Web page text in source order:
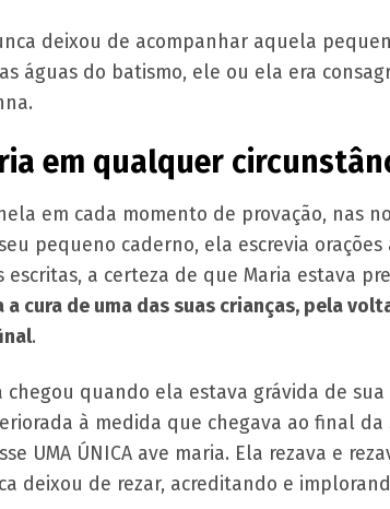
deixou de acompanhar aquela
águas do batismo, ele ou ela era
em qualquer
em cada momento de provação, nas
pequeno caderno, ela escrevia
escritas, a certeza de que Maria estava
a cura de uma das suas crianças, pela
.
chegou quando ela estava grávida de
à medida que chegava ao final
UMA ÚNICA ave maria. Ela rezava e
deixou de rezar, acreditando e